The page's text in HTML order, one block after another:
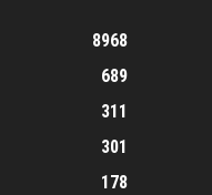
8968
689
311
301
178